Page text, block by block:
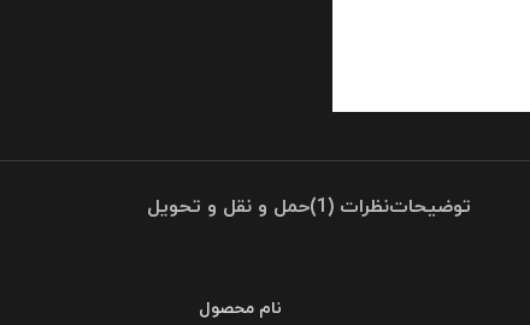
توضیحاتنظرات (1) حمل و نقل و تحویل
نام محصول